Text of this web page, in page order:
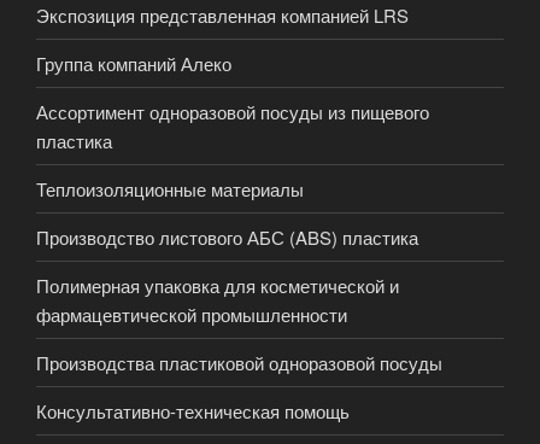
Экспозиция представленная компанией LRS
Группа компаний Алеко
Ассортимент одноразовой посуды из пищевого
пластика
Теплоизоляционные материалы
Производство листового АБС (ABS) пластика
Полимерная упаковка для косметической и
фармацевтической промышленности
Производства пластиковой одноразовой посуды
Консультативно-техническая помощь